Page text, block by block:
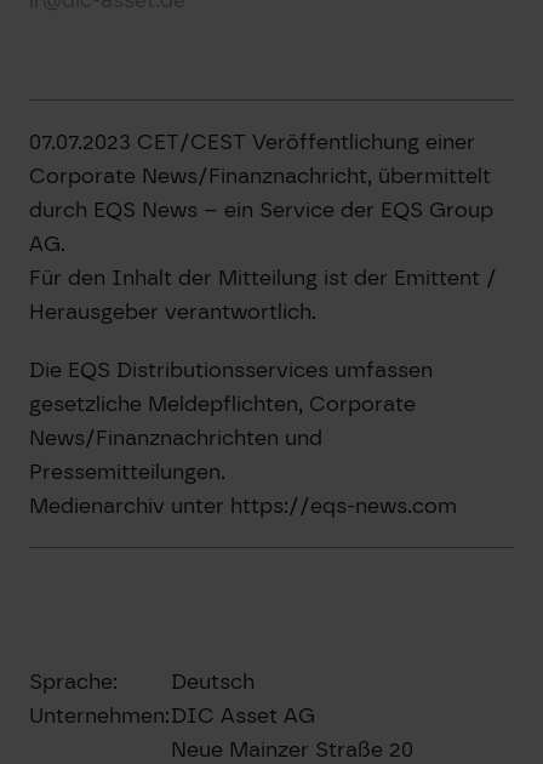
07.07.2023 CET/CEST Veröffentlichung einer
Corporate News/Finanznachricht, übermittelt
durch EQS News – ein Service der EQS Group
AG.
Für den Inhalt der Mitteilung ist der Emittent /
Herausgeber verantwortlich.
Die EQS Distributionsservices umfassen
gesetzliche Meldepflichten, Corporate
News/Finanznachrichten und
Pressemitteilungen.
Medienarchiv unter https://eqs-news.com
Sprache:
Deutsch
Unternehmen:DIC Asset AG
Neue Mainzer Straße 20